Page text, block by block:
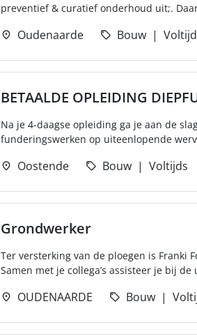
preventief & curatief onderhoud uit;.
Oudenaarde Bouw
BETAALDE OPLEIDING
Na je 4-daagse opleiding ga je aan de
funderingswerken op uiteenlopende
Oostende Bouw Voltijds
Grondwerker
Ter versterking van de ploegen is Franki
Samen met je collega’s assisteer je bij de
OUDENAARDE Bouw